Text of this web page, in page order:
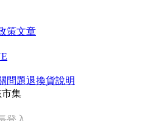
策文章
問題退換貨說明
市集